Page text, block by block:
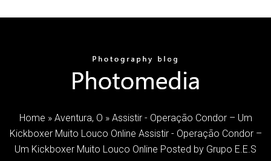
Home » Aventura, O » Assistir - Operação Condor – Um
Kickboxer Muito Louco Online Assistir - Operação Condor –
Um Kickboxer Muito Louco Online Posted by Grupo E.E.S